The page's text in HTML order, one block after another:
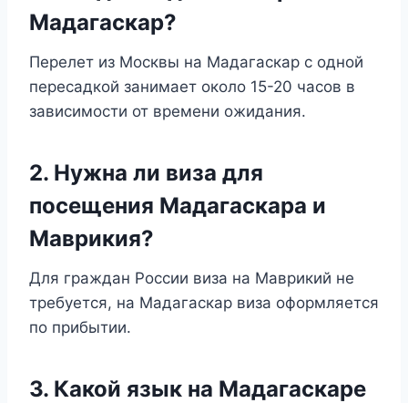
Мадагаскар?
Перелет из Москвы на Мадагаскар с одной
пересадкой занимает около 15-20 часов в
зависимости от времени ожидания.
2. Нужна ли виза для
посещения Мадагаскара и
Маврикия?
Для граждан России виза на Маврикий не
требуется, на Мадагаскар виза оформляется
по прибытии.
3. Какой язык на Мадагаскаре